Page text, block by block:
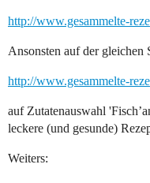
http://www.gesammelte-
Ansonsten auf der gleichen
http://www.gesammelte-
auf Zutatenauswahl
leckere (und gesunde)
Weiters: